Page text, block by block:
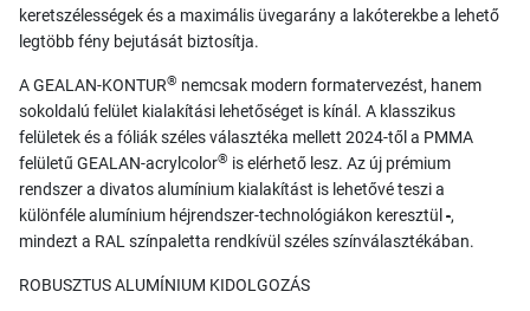
keretszélességek és a maximális üvegarány a lakóterekbe a lehető
legtöbb fény bejutását biztosítja.
A GEALAN-KONTUR® nemcsak modern formatervezést, hanem
sokoldalú felület kialakítási lehetőséget is kínál. A klasszikus
felületek és a fóliák széles választéka mellett 2024-től a PMMA
felületű GEALAN-acrylcolor® is elérhető lesz. Az új prémium
rendszer a divatos alumínium kialakítást is lehetővé teszi a
különféle alumínium héjrendszer-technológiákon keresztül -,
mindezt a RAL színpaletta rendkívül széles színválasztékában.
ROBUSZTUS ALUMÍNIUM KIDOLGOZÁS